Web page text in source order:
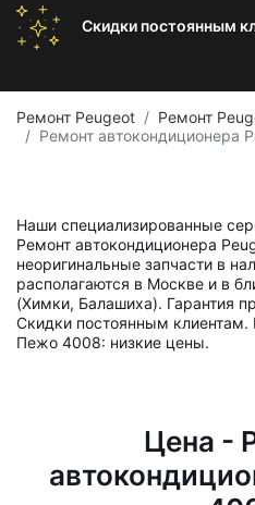
Скидки постоянным
Ремонт Peugeot
Ремонт
Ремонт автокондиционера
Наши специализированные
Ремонт автокондиционера
неоригинальные запчасти в
располагаются в Москве и в
(Химки, Балашиха). Гарантия
Скидки постоянным клиентам.
Пежо 4008: низкие цены.
Цена -